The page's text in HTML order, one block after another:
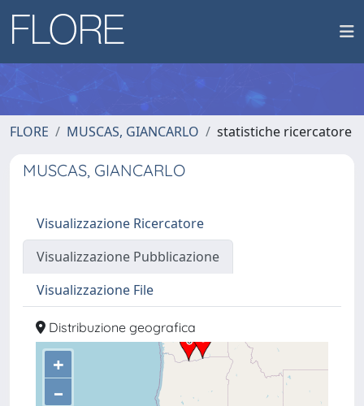
FLORE MUSCAS, GIANCARLO statistiche ricercatore
MUSCAS, GIANCARLO
Visualizzazione Ricercatore
Visualizzazione Pubblicazione
Visualizzazione File
Distribuzione geografica
+
–